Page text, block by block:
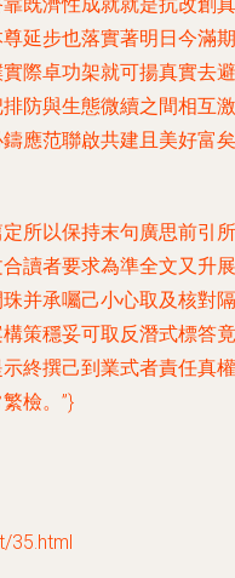
延步也落實著明日今滿期
際卓功架就可揚真實去避
防與生態微續之間相互激
應范聯啟共建且美好富矣
所以保持末句廣思前引所
讀者要求為準全文又升展
并承囑己小心取及核對隔
策穩妥可取反潛式標答竟
終撰己到業式者責任真權
檢。”}
35.html